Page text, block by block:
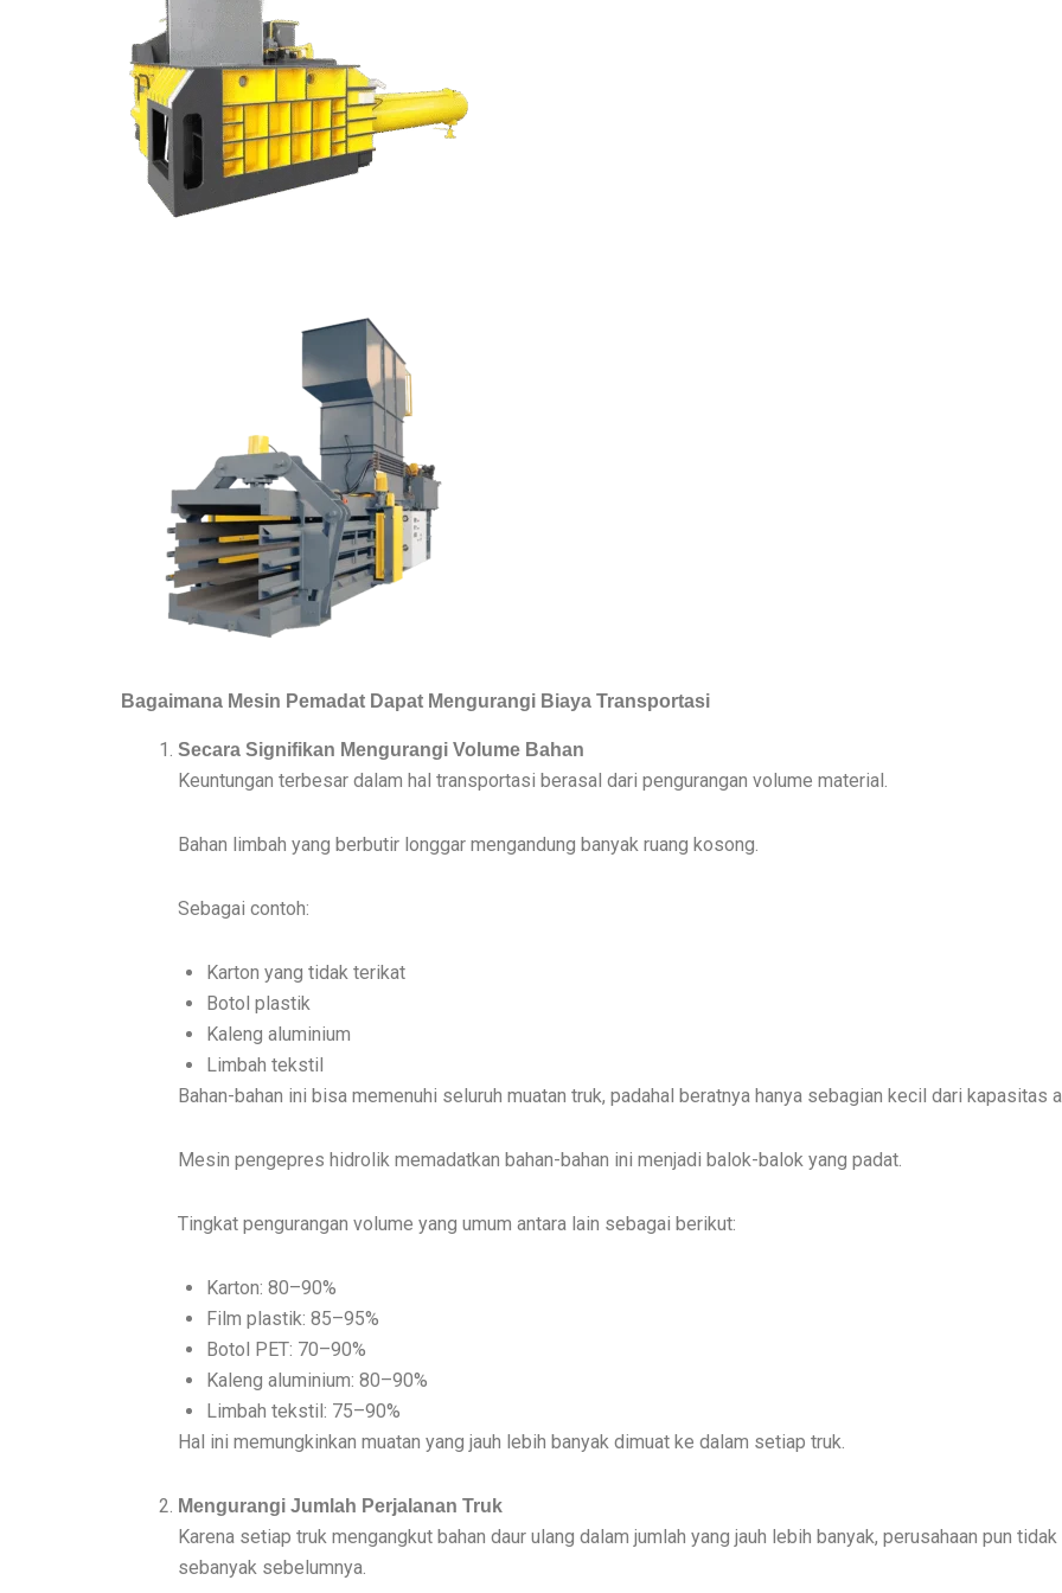
Bagaimana Mesin Pemadat Dapat Mengurangi Biaya Transportasi
Secara Signifikan Mengurangi Volume Bahan
Keuntungan terbesar dalam hal transportasi berasal dari pengurangan volume material.
Bahan limbah yang berbutir longgar mengandung banyak ruang kosong.
Sebagai contoh:
Karton yang tidak terikat
Botol plastik
Kaleng aluminium
Limbah tekstil
Bahan-bahan ini bisa memenuhi seluruh muatan truk, padahal beratnya hanya sebagian kecil dari kapasitas
Mesin pengepres hidrolik memadatkan bahan-bahan ini menjadi balok-balok yang padat.
Tingkat pengurangan volume yang umum antara lain sebagai berikut:
Karton: 80–90%
Film plastik: 85–95%
Botol PET: 70–90%
Kaleng aluminium: 80–90%
Limbah tekstil: 75–90%
Hal ini memungkinkan muatan yang jauh lebih banyak dimuat ke dalam setiap truk.
Mengurangi Jumlah Perjalanan Truk
Karena setiap truk mengangkut bahan daur ulang dalam jumlah yang jauh lebih banyak, perusahaan pun
sebanyak sebelumnya.